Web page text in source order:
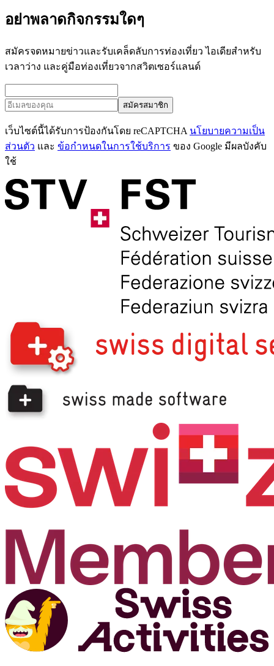
อย่าพลาดกิจกรรมใดๆ
สมัครจดหมายข่าวและรับเคล็ดลับการท่องเที่ยว ไอเดียสำหรับ
เวลาว่าง และคู่มือท่องเที่ยวจากสวิตเซอร์แลนด์
สมัครสมาชิก
เว็บไซต์นี้ได้รับการป้องกันโดย reCAPTCHA นโยบายความเป็น
ส่วนตัว และ ข้อกำหนดในการใช้บริการ ของ Google มีผลบังคับ
ใช้